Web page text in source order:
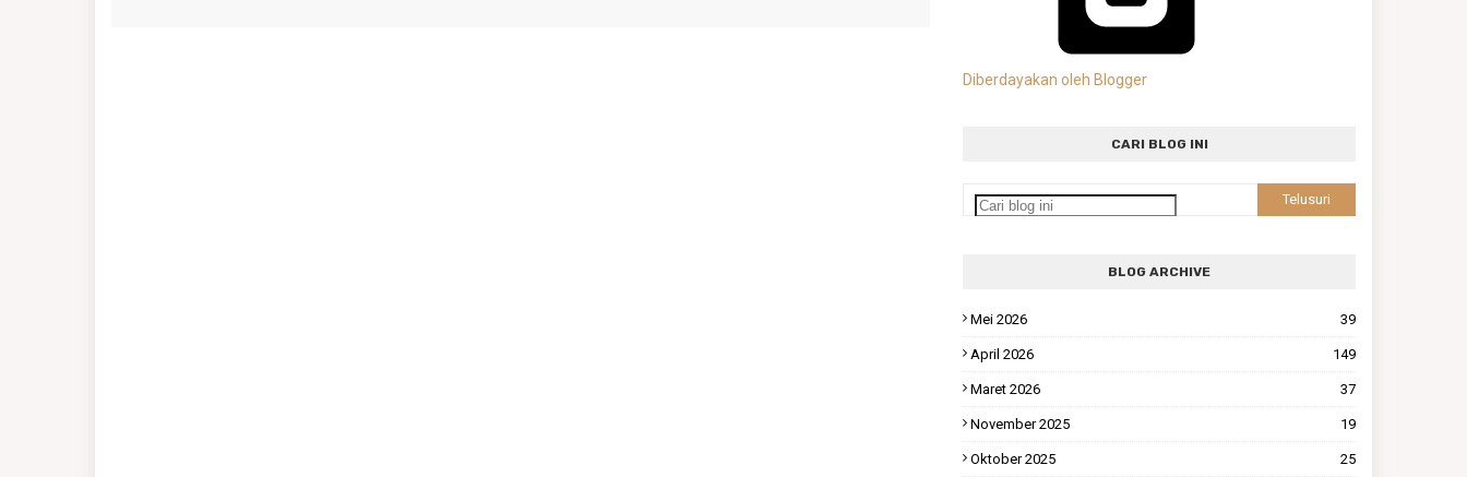
Diberdayakan oleh Blogger
CARI BLOG INI
BLOG ARCHIVE
Mei 2026 39
April 2026 149
Maret 2026 37
November 2025 19
Oktober 2025 25